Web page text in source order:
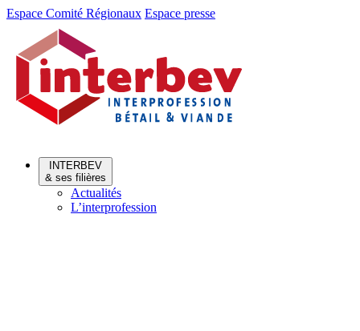
Aller
Aller
contenu
Espace Comité Régionaux Espace presse
INTERBEV
& ses filières
Actualités
L’interprofession